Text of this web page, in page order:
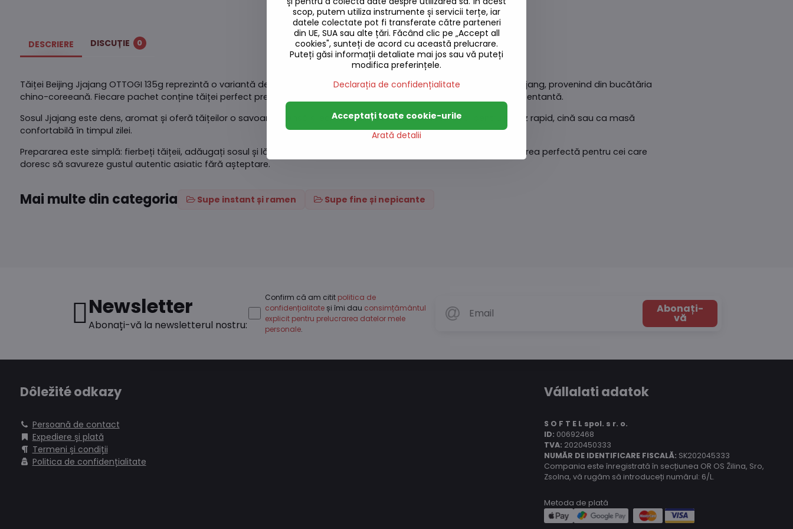
DESCRIERE DISCUȚIE 0
Tăiței Beijing Jjajang OTTOGI 135g reprezintă o variantă delicioasă de tăiței instant cu sos tradițional negru de soia Jjajang, provenind din bucătăria
chino-coreeană. Fiecare pachet conține tăiței perfect pregătiți, care se gătesc rapid și umplu bucătăria cu o aromă tentantă.
Sosul Jjajang este dens, aromat și oferă tăițeilor o savoare intensă și echilibrată. Acest produs este ideal pentru prânz rapid, cină sau ca masă
confortabilă în timpul zilei.
Prepararea este simplă: fierbeți tăițeii, adăugați sosul și lăsați să fiarbă puțin. Tăițeii Beijing Jjajang OTTOGI sunt alegerea perfectă pentru cei care
doresc să savureze gustul autentic asiatic fără așteptare.
Mai multe din categoria Supe instant și ramen Supe fine și nepicante
Newsletter
Abonați-vă la newsletterul nostru:
Abonați-
vă
Confirm că am citit politica de
confidențialitateși îmi dau consimțământul
explicit pentru prelucrarea datelor mele
personale.
Dôležité odkazy
Persoană de contact
Expediere și plată
Termeni și condiții
Politica de confidențialitate
Vállalati adatok
S O F T E L spol. s r. o.
ID: 00692468
TVA: 2020450333
NUMĂR DE IDENTIFICARE FISCALĂ: SK202045333
Compania este înregistrată în secțiunea OR OS Žilina, Sro,
Zsolna, vă rugăm să introduceți numărul: 6/L.
Metoda de plată
scop, putem utiliza instrumente și servicii terțe, iar
datele colectate pot fi transferate către parteneri
din UE, SUA sau alte țări. Făcând clic pe „Accept all
cookies", sunteți de acord cu această prelucrare.
Puteți găsi informații detaliate mai jos sau vă puteți
modifica preferințele.
Declarația de confidențialitate
Arată detalii
Acceptați toate cookie-urile